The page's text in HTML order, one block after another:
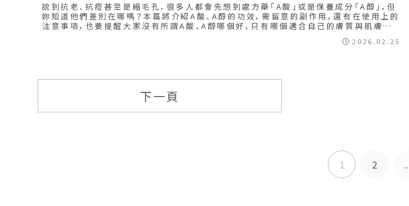
說到抗老、抗痘甚至是縮毛孔，很多人都會先想到處方藥「A酸」或是保養成分「A醇」，但
妳知道他們差別在哪嗎？本篇將介紹A酸、A醇的功效，需留意的副作用，還有在使用上的
注意事項，也要提醒大家沒有所謂A酸、A醇哪個好，只有哪個適合自己的膚質與肌膚煩
2026.02.25
下一頁
1 2